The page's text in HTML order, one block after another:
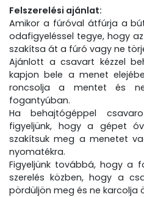
Felszerelési ajánlat:
Amikor a fúróval átfúrja a
odafigyeléssel tegye, hogy
szakítsa át a fúró vagy ne
Ajánlott a csavart kézzel
kapjon bele a menet
roncsolja a mentet és
fogantyúban.
Ha behajtógéppel
figyeljünk, hogy a gépet
szakítsuk meg a menetet
nyomatékra.
Figyeljünk továbbá, hogy a
szerelés közben, hogy a
pördüljön meg és ne karcolja